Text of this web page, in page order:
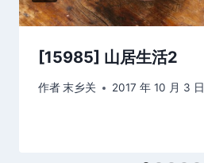
[15985] 山居生活2
作者末乡关 2017 年 10 月 3 日